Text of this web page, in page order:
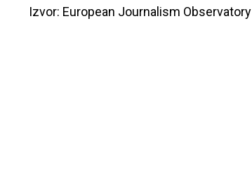
Izvor: European Journalism Observatory